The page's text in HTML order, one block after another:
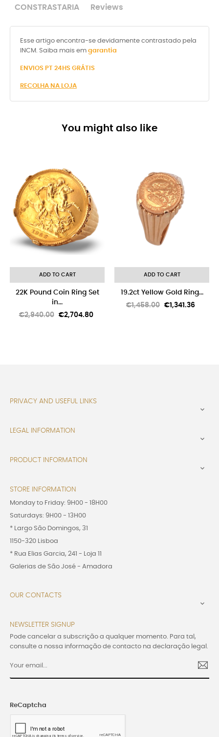
CONSTRASTARIA Reviews
Esse artigo encontra-se devidamente contrastado pela
INCM. Saiba mais em garantia
ENVIOS PT 24HS GRÁTIS
RECOLHA NA LOJA
You might also like
ADD TO CART
22K Pound Coin Ring Set
in...
Regular
€2,940.00 Price
€2,704.80
ADD TO CART
19.2ct Yellow Gold Ring...
Regular
€1,458.00 Price
€1,341.36
PRIVACY AND USEFUL LINKS

LEGAL INFORMATION

PRODUCT INFORMATION

STORE INFORMATION
Monday to Friday: 9H00 - 18H00
Saturdays: 9H00 - 13H00
* Largo São Domingos, 31
1150-320 Lisboa
* Rua Elias Garcia, 241 - Loja 11
Galerias de São José - Amadora
OUR CONTACTS

NEWSLETTER SIGNUP
Pode cancelar a subscrição a qualquer momento. Para tal,
consulte a nossa informação de contacto na declaração legal.
ReCaptcha